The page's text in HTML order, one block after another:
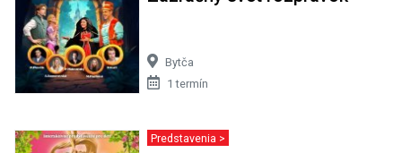
Bytča
1 termín
Predstavenia >